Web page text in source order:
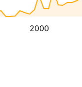
2000